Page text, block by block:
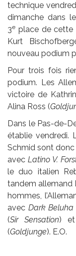
technique
dimanche dans
3e place de cette
Kurt
nouveau podium
Pour trois fois
podium. Les
victoire de
Alina Ross (
Dans le Pas-de-
établie vendredi.
Schmid sont
avec Latino V.
le duo italien
tandem allemand
hommes,
avec Dark Beluha
(Sir Sensation) et
(Goldjunge). E.O.